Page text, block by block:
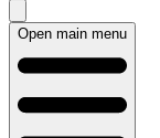
Open main menu